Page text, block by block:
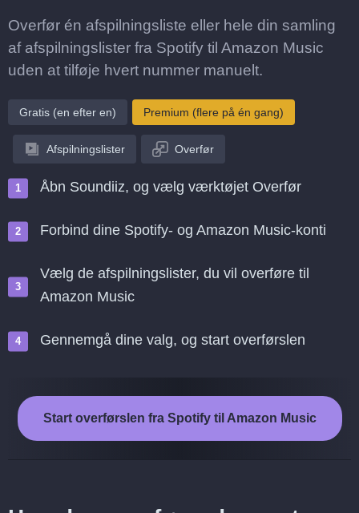
Overfør én afspilningsliste eller hele din samling
af afspilningslister fra Spotify til Amazon Music
uden at tilføje hvert nummer manuelt.
Gratis (en efter en) Premium (flere på én gang)
Afspilningslister Overfør
Åbn Soundiiz, og vælg værktøjet Overfør
Forbind dine Spotify- og Amazon Music-konti
Vælg de afspilningslister, du vil overføre til
Amazon Music
Gennemgå dine valg, og start overførslen
Start overførslen fra Spotify til Amazon Music